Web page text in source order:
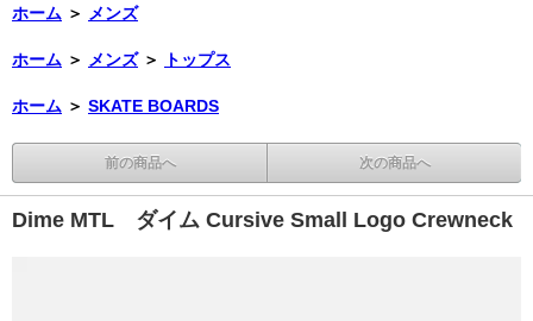
ホーム ＞ メンズ
ホーム ＞ メンズ ＞ トップス
ホーム ＞ SKATE BOARDS
前の商品へ 次の商品へ
Dime MTL ダイム Cursive Small Logo Crewneck